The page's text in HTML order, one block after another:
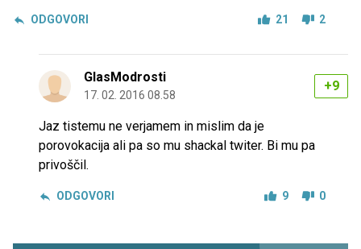
ODGOVORI 21 2
GlasModrosti
17. 02. 2016 08.58
+9
Jaz tistemu ne verjamem in mislim da je
porovokacija ali pa so mu shackal twiter. Bi mu pa
privoščil.
ODGOVORI 9 0